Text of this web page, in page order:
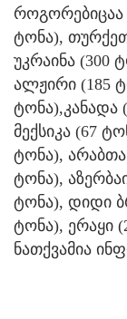
როგორებიცაა
ტონა),
უკრაინა (300
ალჟირი (185
ტონა),კანადა
მექსიკა (67
ტონა),
ტონა),
ტონა), დიდი
ტონა), ერაყი
ნათქვამია